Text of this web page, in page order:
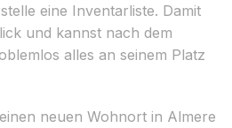
eine Inventarliste. Damit
und kannst nach dem
alles an seinem Platz
neuen Wohnort in Almere